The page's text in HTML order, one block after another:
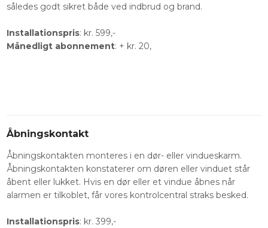
således godt sikret både ved indbrud og brand.
Installationspris: kr. 599,-
Månedligt abonnement: + kr. 20,
Åbningskontakt
Åbningskontakten monteres i en dør- eller vindueskarm.
Åbningskontakten konstaterer om døren eller vinduet står
åbent eller lukket. Hvis en dør eller et vindue åbnes når
alarmen er tilkoblet, får vores kontrolcentral straks besked.
Installationspris: kr. 399,-